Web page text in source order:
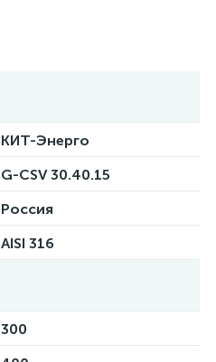
КИТ-Энерго
G-CSV 30.40.15
Россия
AISI 316
300